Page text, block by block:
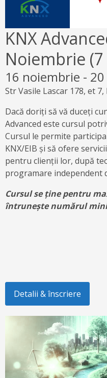
KNX
Noiembrie
16 noiembrie -
Str Vasile Lascar 178, et
Dacă doriți să vă duceți
Advanced este cursul
Cursul le permite
KNX/EIB și să ofere
pentru clienții lor, după
programare independent
Cursul se ține pentru
întrunește numărul
Detalii & înscriere